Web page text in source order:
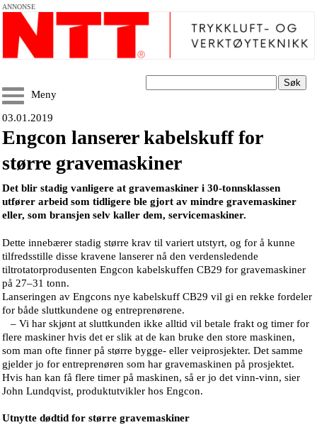
ANNONSE
Søk
Meny
03.01.2019
Engcon lanserer kabelskuff for
større gravemaskiner
Det blir stadig vanligere at gravemaskiner i 30-tonnsklassen
utfører arbeid som tidligere ble gjort av mindre gravemaskiner
eller, som bransjen selv kaller dem, servicemaskiner.
Dette innebærer stadig større krav til variert utstyrt, og for å kunne
tilfredsstille disse kravene lanserer nå den verdensledende
tiltrotatorprodusenten Engcon kabelskuffen CB29 for gravemaskiner
på 27–31 tonn.
Lanseringen av Engcons nye kabelskuff CB29 vil gi en rekke fordeler
for både sluttkundene og entreprenørene.
– Vi har skjønt at sluttkunden ikke alltid vil betale frakt og timer for
flere maskiner hvis det er slik at de kan bruke den store maskinen,
som man ofte finner på større bygge- eller veiprosjekter. Det samme
gjelder jo for entreprenøren som har gravemaskinen på prosjektet.
Hvis han kan få flere timer på maskinen, så er jo det vinn-vinn, sier
John Lundqvist, produktutvikler hos Engcon.
Utnytte dødtid for større gravemaskiner